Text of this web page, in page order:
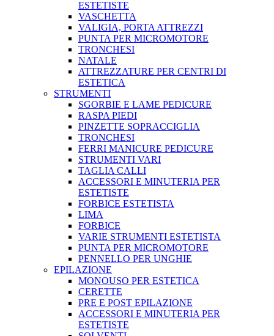
ESTETISTE
VASCHETTA
VALIGIA, PORTA ATTREZZI
PUNTA PER MICROMOTORE
TRONCHESI
NATALE
ATTREZZATURE PER CENTRI DI
ESTETICA
STRUMENTI
SGORBIE E LAME PEDICURE
RASPA PIEDI
PINZETTE SOPRACCIGLIA
TRONCHESI
FERRI MANICURE PEDICURE
STRUMENTI VARI
TAGLIA CALLI
ACCESSORI E MINUTERIA PER
ESTETISTE
FORBICE ESTETISTA
LIMA
FORBICE
VARIE STRUMENTI ESTETISTA
PUNTA PER MICROMOTORE
PENNELLO PER UNGHIE
EPILAZIONE
MONOUSO PER ESTETICA
CERETTE
PRE E POST EPILAZIONE
ACCESSORI E MINUTERIA PER
ESTETISTE